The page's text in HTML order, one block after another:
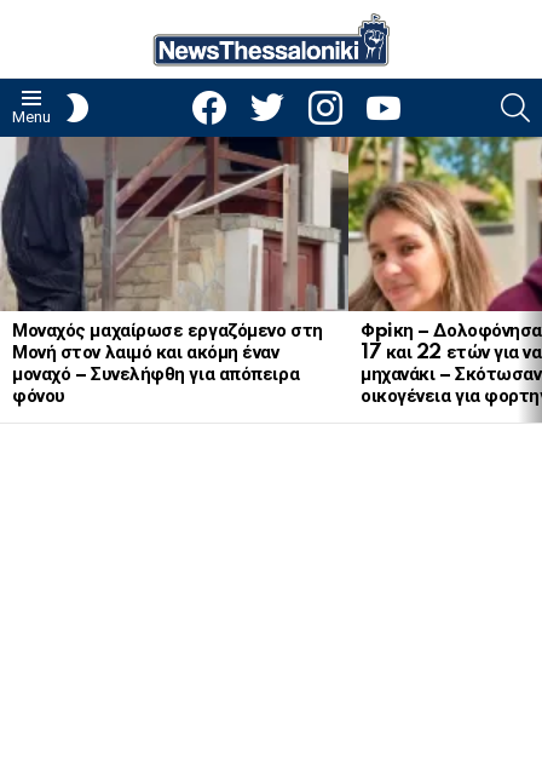
Menu
facebooktwitter instagramyoutube
LATEST
STORIES
Μοναχός μαχαίρωσε εργαζόμενο στη
Μονή στον λαιμό και ακόμη έναν
μοναχό – Συνελήφθη για απόπειρα
φόνου
Φpiκη –
17 και 22 ετών για
μηχανάκι – Σκότωσαν
οικογένεια για